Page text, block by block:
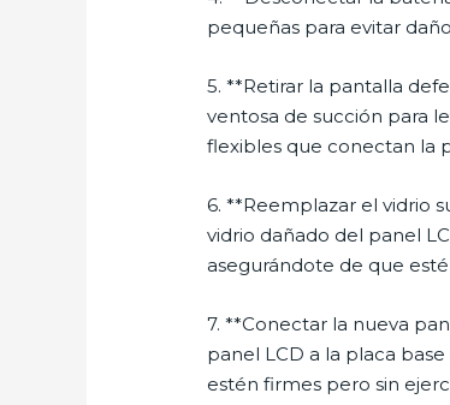
pequeñas para evitar
5. **Retirar la pantalla
ventosa de succión para
flexibles que conectan la
6. **Reemplazar el vidrio
vidrio dañado del panel
asegurándote de que
7. **Conectar la nueva
panel LCD a la placa
estén firmes pero sin